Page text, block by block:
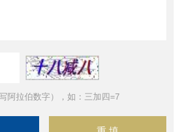
阿拉伯数字），如：三加四=7